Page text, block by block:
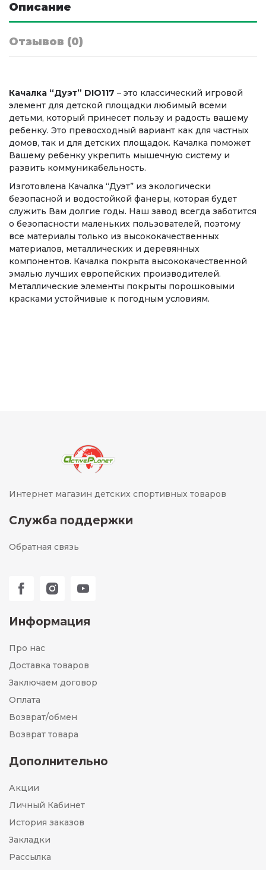
Описание
Отзывов (0)
Качалка “Дуэт” DIO117 – это классический игровой
элемент для детской площадки любимый всеми
детьми, который принесет пользу и радость вашему
ребенку. Это превосходный вариант как для частных
домов, так и для детских площадок. Качалка поможет
Вашему ребенку укрепить мышечную систему и
развить коммуникабельность.
Изготовлена Качалка “Дуэт” из экологически
безопасной и водостойкой фанеры, которая будет
служить Вам долгие годы. Наш завод всегда заботится
о безопасности маленьких пользователей, поэтому
все материалы только из высококачественных
материалов, металлических и деревянных
компонентов. Качалка покрыта высококачественной
эмалью лучших европейских производителей.
Металлические элементы покрыты порошковыми
красками устойчивые к погодным условиям.
Интернет магазин детских спортивных товаров
Служба поддержки
Обратная связь
Информация
Про нас
Доставка товаров
Заключаем договор
Оплата
Возврат/обмен
Возврат товара
Дополнительно
Акции
Личный Кабинет
История заказов
Закладки
Рассылка